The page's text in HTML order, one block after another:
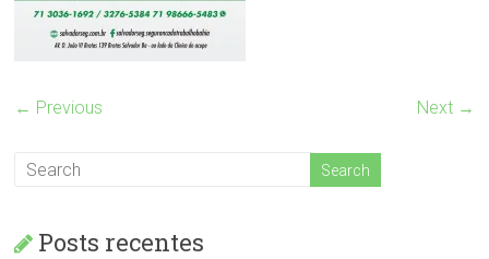
← Previous Next →
Posts recentes